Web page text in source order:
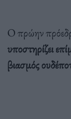
Ο πρώην
υποστηρίζει
βιασμός